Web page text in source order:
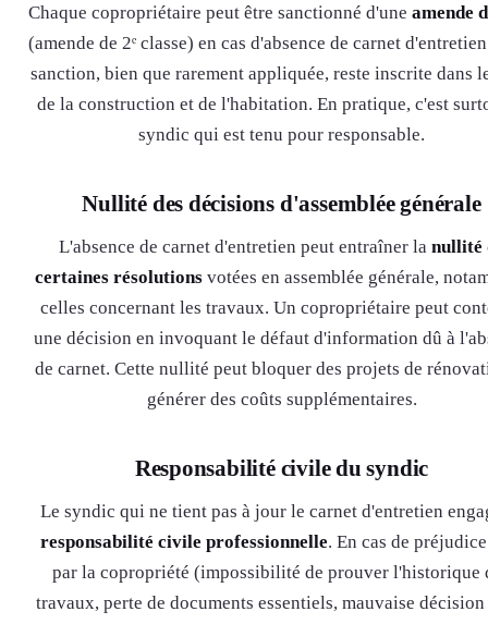
Chaque copropriétaire peut être sanctionné d'une amende
(amende de 2ᵉ classe) en cas d'absence de carnet
sanction, bien que rarement appliquée, reste inscrite dans
de la construction et de l'habitation. En pratique, c'est
syndic qui est tenu pour responsable.
Nullité des décisions d'assemblée générale
L'absence de carnet d'entretien peut entraîner la nullité
certaines résolutionsvotées en assemblée générale,
celles concernant les travaux. Un copropriétaire peut
une décision en invoquant le défaut d'information dû à
de carnet. Cette nullité peut bloquer des projets de
générer des coûts supplémentaires.
Responsabilité civile du syndic
Le syndic qui ne tient pas à jour le carnet d'entretien
responsabilité civile professionnelle. En cas de
par la copropriété (impossibilité de prouver l'historique
travaux, perte de documents essentiels, mauvaise